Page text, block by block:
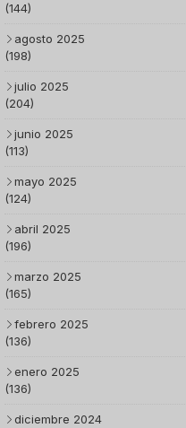
(144)
agosto 2025
(198)
julio 2025
(204)
junio 2025
(113)
mayo 2025
(124)
abril 2025
(196)
marzo 2025
(165)
febrero 2025
(136)
enero 2025
(136)
diciembre 2024